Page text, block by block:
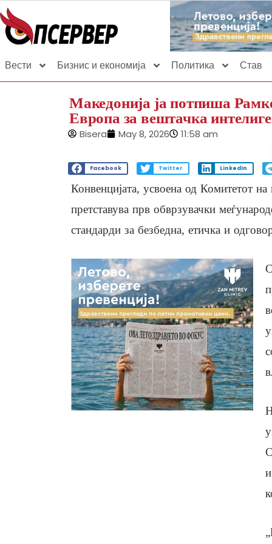
Вести Бизнис и економија Политика Став
Македонија ја потпиша
Европа за вештачка
Bisera May 8, 2026 11:58 am
Facebook Twitter LinkedIn
Конвенцијата, усвоена од Комитетот
претставува прв обврзувачки
стандарди за безбедна, етичка и